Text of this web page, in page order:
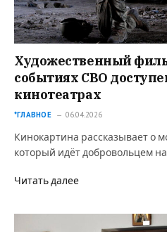
Художественный
событиях СВО
кинотеатрах
*ГЛАВНОЕ 06.04.2026
Кинокартина рассказывает о
который идёт добровольцем
Читать далее